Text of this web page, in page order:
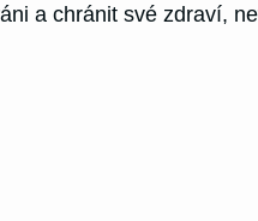
a chránit své zdraví,